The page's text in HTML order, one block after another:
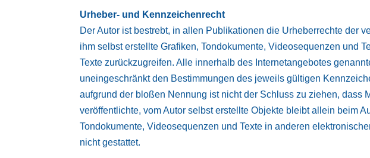
Urheber- und Kennzeichenrecht
Der Autor ist bestrebt, in allen Publikationen die Urheberrechte der
ihm selbst erstellte Grafiken, Tondokumente, Videosequenzen und
Texte zurückzugreifen. Alle innerhalb des Internetangebotes
uneingeschränkt den Bestimmungen des jeweils gültigen
aufgrund der bloßen Nennung ist nicht der Schluss zu ziehen, dass
veröffentlichte, vom Autor selbst erstellte Objekte bleibt allein beim
Tondokumente, Videosequenzen und Texte in anderen
nicht gestattet.